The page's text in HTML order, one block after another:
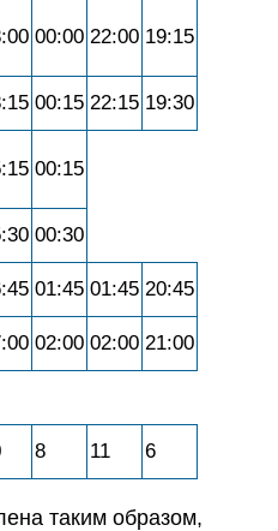
00:00 22:00 19:15
00:15 22:15 19:30
00:15
00:30
01:45 01:45 20:45
02:00 02:00 21:00
8 11 6
таким образом,